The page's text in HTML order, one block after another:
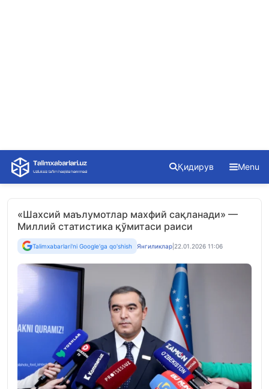
Skip
content
Қидирув Menu
«Шахсий маълумотлар махфий сақланади» —
Миллий статистика қўмитаси раиси
Talimxabarlari'ni Google'ga qo'shish Янгиликлар 22.01.2026 11:06